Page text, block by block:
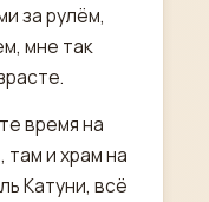
за рулём,
мне так
время на
и храм на
Катуни, всё